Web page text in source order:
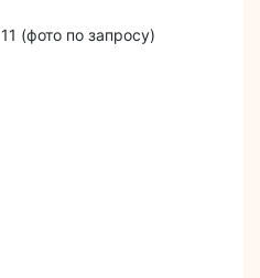
(фото по запросу)